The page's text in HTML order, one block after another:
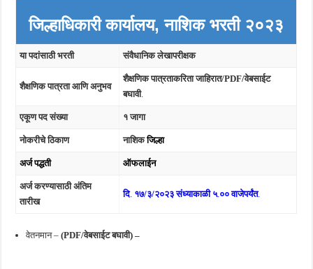
जिल्हाधिकारी कार्यालय, नाशिकभरती २०२३
या पदांसाठी भरती संवैधानिक लेखापरीक्षक
शैक्षणिक पात्रता आणि अनुभव
शैक्षणिक पात्रताकरिता जाहिरात/PDF/वेबसाईट
बघावी.
एकूण पद संख्या १ जागा
नोकरीचे ठिकाण नाशिकजिल्हा
अर्ज पद्धती ऑफलाईन
अर्ज करण्यासाठी अंतिम
तारीख
दि. १७/३/२०२३ संध्याकाळी ५.०० वाजेपर्यंत.
वेतनमान –(PDF/वेबसाईट बघावी) –